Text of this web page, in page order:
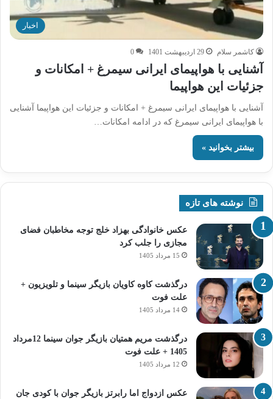
اخبار
کاشمر سلام 29 اردیبهشت 1401 0
آشنایی با هواپیمای ایرانی سیمرغ + امکانات و
جزئیات این هواپیما
آشنایی با هواپیمای ایرانی سیمرغ + امکانات و جزئیات این هواپیما آشنایی
با هواپیمای ایرانی سیمرغ که در ادامه امکانات…
بیشتر بخوانید »
نوشته های تازه
عکس خانوادگی بهزاد خلج توجه مخاطبان فضای
مجازی را جلب کرد
15 مرداد 1405
درگذشت کاوه کاویان بازیگر سینما و تلویزیون +
علت فوت
14 مرداد 1405
درگذشت مریم همتیان بازیگر جوان سینما 12مرداد
1405 + علت فوت
12 مرداد 1405
عکس ازدواج اما رابرتز بازیگر جوان با کودی جان